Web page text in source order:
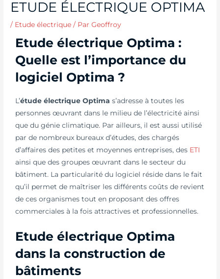
ETUDE ÉLECTRIQUE OPTIMA
/ Etude électrique / ParGeoffroy
Etude électrique Optima :
Quelle est l’importance du
logiciel Optima ?
L’étude électrique Optimas’adresse à toutes les
personnes œuvrant dans le milieu de l’électricité ainsi
que du génie climatique. Par ailleurs, il est aussi utilisé
par de nombreux bureaux d’études, des chargés
d’affaires des petites et moyennes entreprises, des ETI
ainsi que des groupes œuvrant dans le secteur du
bâtiment. La particularité du logiciel réside dans le fait
qu’il permet de maîtriser les différents coûts de revient
de ces organismes tout en proposant des offres
commerciales à la fois attractives et professionnelles.
Etude électrique Optima
dans la construction de
bâtiments